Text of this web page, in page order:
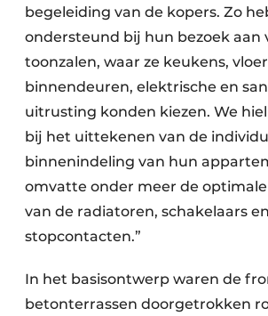
begeleiding van de kopers. Zo
ondersteund bij hun bezoek aan
toonzalen, waar ze keukens,
binnendeuren, elektrische en
uitrusting konden kiezen. We
bij het uittekenen van de
binnenindeling van hun
omvatte onder meer de
van de radiatoren, schakelaars en
stopcontacten.”
In het basisontwerp waren de
betonterrassen doorgetrokken